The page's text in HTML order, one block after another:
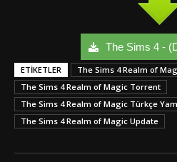
The Sims 4 -
ETIKETLER
The Sims 4 Realm of
The Sims 4 Realm of Magic Torrent
The Sims 4 Realm of Magic Türkçe
The Sims 4 Realm of Magic Update